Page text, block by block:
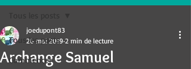
Tous les posts
Commencer
Archange Samuel
joedupont83
26 mai 2019 2 min de lecture